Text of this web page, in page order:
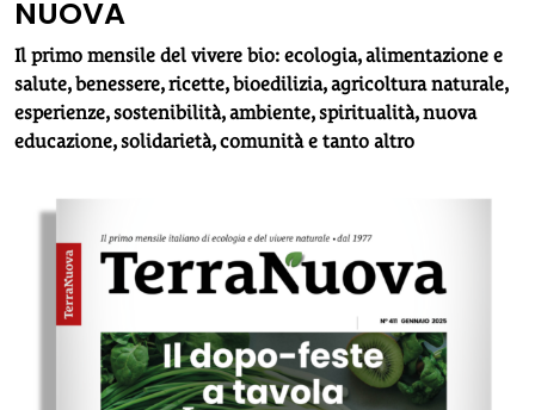
NUOVA
Il primo mensile del vivere bio: ecologia, alimentazione e
salute, benessere, ricette, bioedilizia, agricoltura naturale,
esperienze, sostenibilità, ambiente, spiritualità, nuova
educazione, solidarietà, comunità e tanto altro